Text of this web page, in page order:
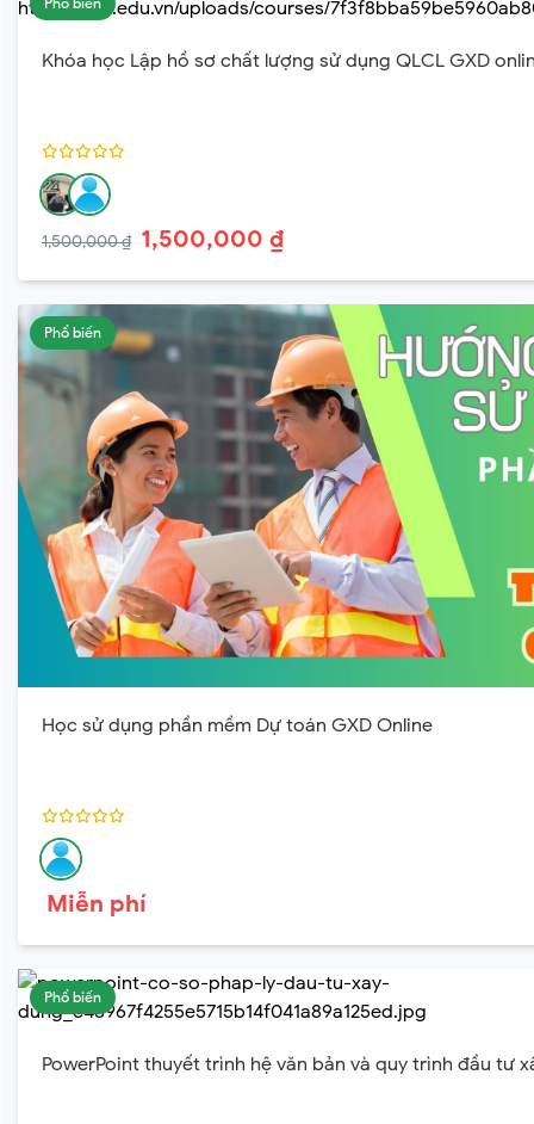
Khóa học Lập hồ sơ chất lượng sử dụng QLCL GXD
1,500,000 ₫ 1,500,000 ₫
Phổ biến
Học sử dụng phần mềm Dự toán GXD Online
Miễn phí
Phổ biến
PowerPoint thuyết trình hệ văn bản và quy trình đầu tư